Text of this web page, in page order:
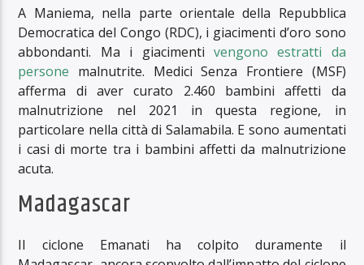
A Maniema, nella parte orientale della Repubblica
Democratica del Congo (RDC), i giacimenti d’oro sono
abbondanti. Ma i giacimenti vengono estratti da
persone malnutrite. Medici Senza Frontiere (MSF)
afferma di aver curato 2.460 bambini affetti da
malnutrizione nel 2021 in questa regione, in
particolare nella città di Salamabila. E sono aumentati
i casi di morte tra i bambini affetti da malnutrizione
acuta.
Madagascar
Il ciclone Emanati ha colpito duramente il